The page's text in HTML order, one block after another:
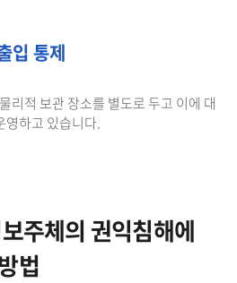
입 통제
리적 보관 장소를 별도로 두고 이에 대
영하고 있습니다.
주체의 권익침해에
법